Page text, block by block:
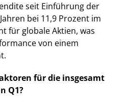
seit Einführung der
bei 11,9 Prozent im
für globale Aktien, was
von einem
für die insgesamt
Q1?